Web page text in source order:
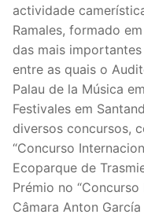
actividade
Ramales, formado
das mais
entre as quais o
Palau de la Música
Festivales em
diversos concursos,
“Concurso
Ecoparque de
Prémio no
Câmara Anton